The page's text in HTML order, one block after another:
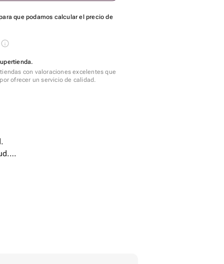
que podamos calcular el precio de
con valoraciones excelentes que
ofrecer un servicio de calidad.